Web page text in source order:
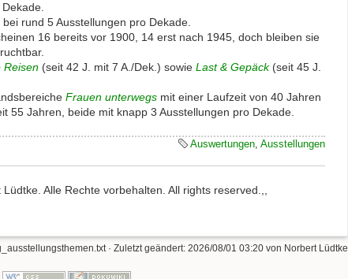
rund 5 Ausstellungen pro Dekade.
16 bereits vor 1900, 14 erst nach 1945, doch bleiben sie
Reisen (seit 42 J. mit 7 A./Dek.) sowie Last & Gepäck(seit 45 J.
Frauen unterwegs mit einer Laufzeit von 40 Jahren
55 Jahren, beide mit knapp 3 Ausstellungen pro Dekade.
Auswertungen Ausstellungen
Alle Rechte vorbehalten. All rights reserved.,,
· Zuletzt geändert: 2026/08/01 03:20 von Norbert Lüdtke